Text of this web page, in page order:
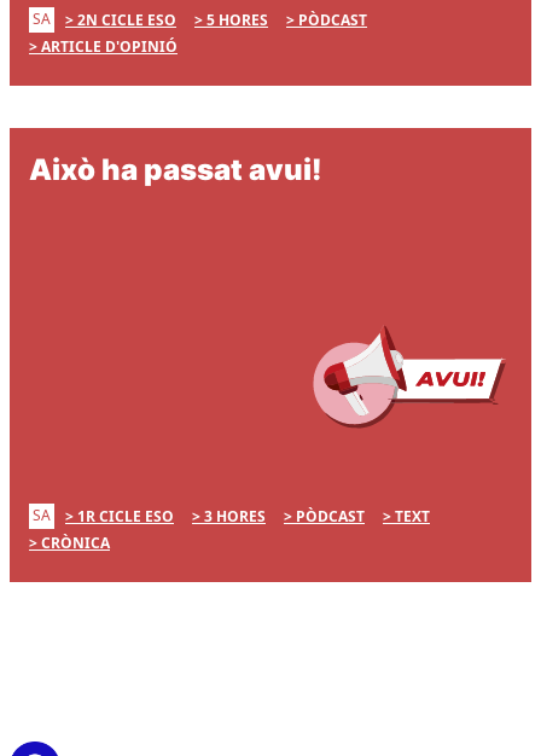
SA 2N CICLE ESO 5 HORES
PÒDCAST
ARTICLE D'OPINIÓ
Això ha passat avui!
SA 1R CICLE ESO 3 HORES PÒDCAST
TEXT
CRÒNICA